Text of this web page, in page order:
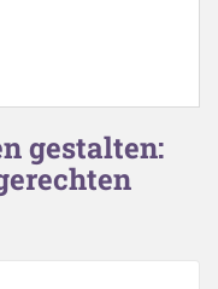
gestalten: